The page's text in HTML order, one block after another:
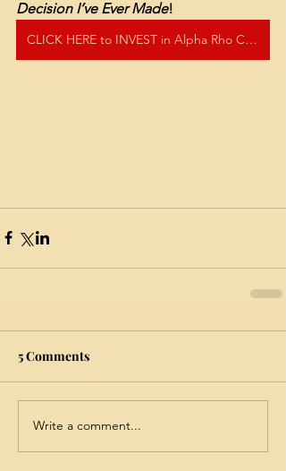
Decision I’ve Ever Made!
CLICK HERE to INVEST in Alpha Rho Chapter by becoming a Centennial Captain!
5 Comments
Write a comment...